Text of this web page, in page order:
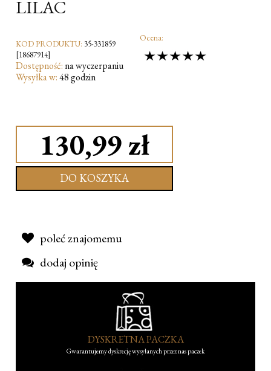
LILAC
KOD PRODUKTU: 35-331859
[18687914]
Dostępność: na wyczerpaniu
Wysyłka w:48 godzin
Ocena:
130,99 zł
DO KOSZYKA
poleć znajomemu
dodaj opinię
DYSKRETNA PACZKA
Gwarantujemy dyskrecję wysyłanych przez nas paczek